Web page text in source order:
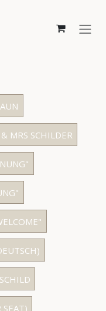
MRS SCHILDER